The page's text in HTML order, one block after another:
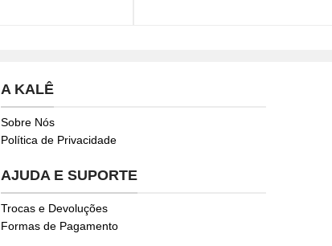
A KALÊ
Sobre Nós
Política de Privacidade
AJUDA E SUPORTE
Trocas e Devoluções
Formas de Pagamento